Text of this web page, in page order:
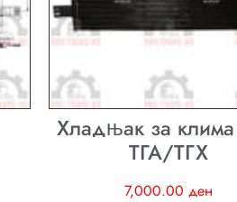
Хладњак за
ТГА/ТГХ
7,000.00 ден